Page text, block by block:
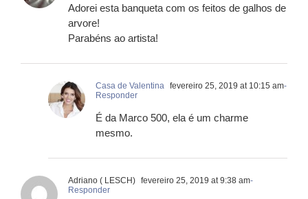
Adorei esta banqueta com os feitos de galhos de
arvore!
Parabéns ao artista!
Casa de Valentina fevereiro 25, 2019 at 10:15 am-
Responder
É da Marco 500, ela é um charme
mesmo.
Adriano ( LESCH) fevereiro 25, 2019 at 9:38 am-
Responder